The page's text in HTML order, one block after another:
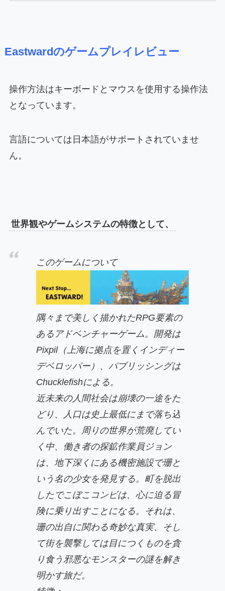
Eastwardのゲームプレイレビュー
操作方法はキーボードとマウスを使用する操作法
となっています。
言語については日本語がサポートされていませ
ん。
世界観やゲームシステムの特徴として、
このゲームについて
隅々まで美しく描かれたRPG要素の
あるアドベンチャーゲーム。開発は
Pixpil（上海に拠点を置くインディー
デベロッパー）、パブリッシングは
Chucklefishによる。
近未来の人間社会は崩壊の一途をた
どり、人口は史上最低にまで落ち込
んでいた。周りの世界が荒廃してい
く中、働き者の探鉱作業員ジョン
は、地下深くにある機密施設で珊と
いう名の少女を発見する。町を脱出
したでこぼこコンビは、心に迫る冒
険に乗り出すことになる。それは、
珊の出自に関わる奇妙な真実、そし
て街を襲撃しては目につくものを貪
り食う邪悪なモンスターの謎を解き
明かす旅だ。